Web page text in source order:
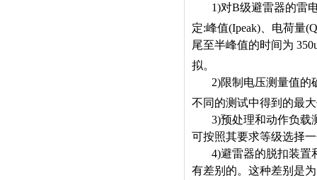
1)对B级避雷器的雷
定:峰值(Ipeak) 、电荷量
尾至半峰值的时间为
拟。
2)限制电压测量值的
不同的测试中得到的最
3)预处理和动作负载
可按照其要求等级选择
4)避雷器的脱扣装置
有差别的。这种差别是